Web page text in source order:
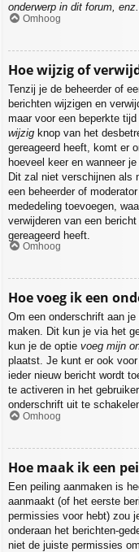
onderwerp in dit forum, enz.
Omhoog
Hoe wijzig of
Tenzij je de beheerder of
berichten wijzigen en
maar voor een beperkte
wijzig knop van het
gereageerd heeft, komt er
hoeveel keer en wanneer
Dit zal niet verschijnen als
een beheerder of
mededeling toevoegen,
verwijderen van een
gereageerd heeft.
Omhoog
Hoe voeg ik een
Om een onderschrift aan
maken. Dit kun je via het
kun je de optie voeg mijn
plaatst. Je kunt er ook
ieder nieuw bericht wordt
te activeren in het
onderschrift uit te
Omhoog
Hoe maak ik een
Een peiling aanmaken is
aanmaakt (of het eerste
permissies voor hebt) zou
onderaan het berichten-
niet de juiste permissies